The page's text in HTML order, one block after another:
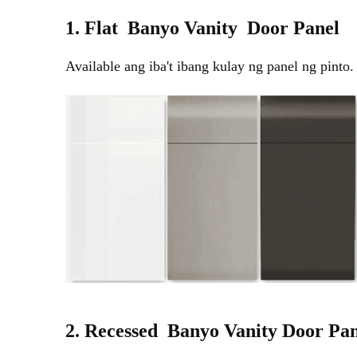
1. Flat Banyo Vanity Door Panel
Available ang iba't ibang kulay ng panel ng pinto.
2. Recessed Banyo Vanity Door